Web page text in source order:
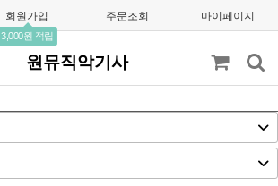
회원가입
3,000원 적립
주문조회 마이페이지
원뮤직악기사